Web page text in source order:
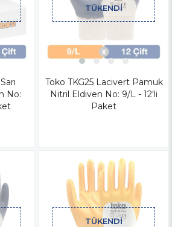
No:
TÜKENDI
Toko TKG25 Lacivert Pamuk
Nitril Eldiven No: 9/L - 12'li
Paket
TÜKENDI